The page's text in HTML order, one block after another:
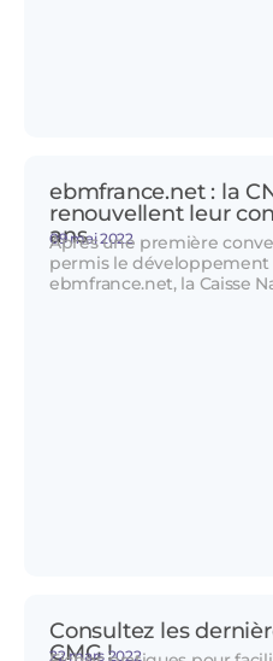
ebmfrance.net : la
renouvellent leur
ans
09 mai 2022
Après une première
permis le
ebmfrance.net, la Caisse
Consultez les
CMG !
22 mars 2022